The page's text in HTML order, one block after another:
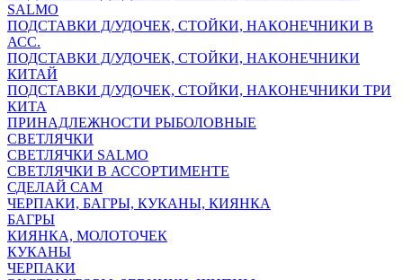
SALMO
ПОДСТАВКИ Д/УДОЧЕК, СТОЙКИ, НАКОНЕЧНИКИ В
АСС.
ПОДСТАВКИ Д/УДОЧЕК, СТОЙКИ, НАКОНЕЧНИКИ
КИТАЙ
ПОДСТАВКИ Д/УДОЧЕК, СТОЙКИ, НАКОНЕЧНИКИ ТРИ
КИТА
ПРИНАДЛЕЖНОСТИ РЫБОЛОВНЫЕ
СВЕТЛЯЧКИ
СВЕТЛЯЧКИ SALMO
СВЕТЛЯЧКИ В АССОРТИМЕНТЕ
СДЕЛАЙ САМ
ЧЕРПАКИ, БАГРЫ, КУКАНЫ, КИЯНКА
БАГРЫ
КИЯНКА, МОЛОТОЧЕК
КУКАНЫ
ЧЕРПАКИ